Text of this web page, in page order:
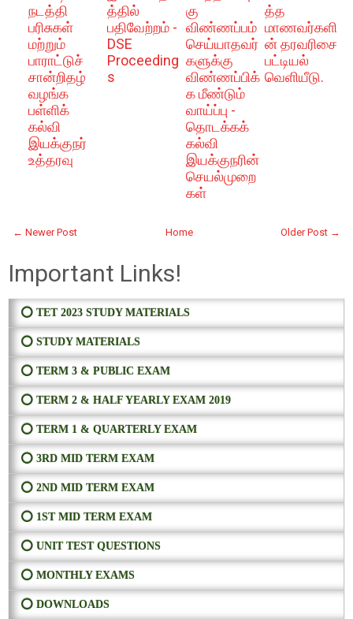
நடத்தி
பரிசுகள்
மற்றும்
பாராட்டுச்
சான்றிதழ்
வழங்க
பள்ளிக்
கல்வி
இயக்குநர்
உத்தரவு
த்தில்
பதிவேற்றம் -
DSE
Proceeding
s
கு
விண்ணப்பம்
செய்யாதவர்
களுக்கு
விண்ணப்பிக்
க மீண்டும்
வாய்ப்பு -
தொடக்கக்
கல்வி
இயக்குநரின்
செயல்முறை
கள்
த்த
மாணவர்களி
ன் தரவரிசை
பட்டியல்
வெளியீடு.
← Newer Post Older Post →
Home
Important Links!
⭕ TET 2023 STUDY MATERIALS
⭕ STUDY MATERIALS
⭕ TERM 3 & PUBLIC EXAM
⭕ TERM 2 & HALF YEARLY EXAM 2019
⭕ TERM 1 & QUARTERLY EXAM
⭕ 3RD MID TERM EXAM
⭕ 2ND MID TERM EXAM
⭕ 1ST MID TERM EXAM
⭕ UNIT TEST QUESTIONS
⭕ MONTHLY EXAMS
⭕ DOWNLOADS